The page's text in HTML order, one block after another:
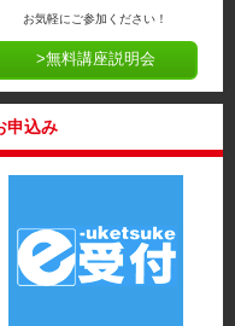
お気軽にご参加ください！
>無料講座説明会
申込み